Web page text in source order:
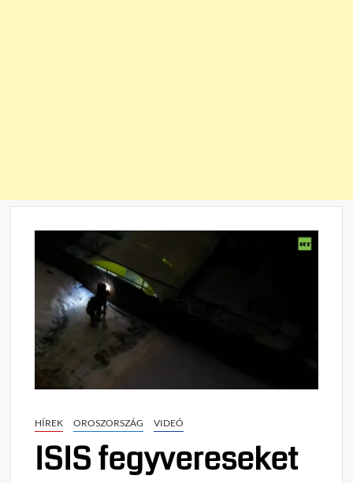
HÍREK OROSZORSZÁG VIDEÓ
ISIS fegyvereseket